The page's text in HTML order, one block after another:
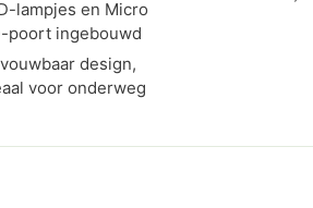
lampjes en Micro
poort ingebouwd
design,
voor onderweg